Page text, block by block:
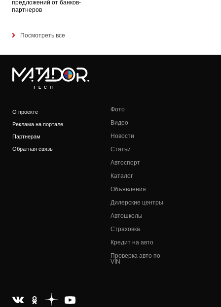
предложений от банков-
партнеров
Посмотреть все
TECH
О проекте
Реклама на портале
Партнерам
Обратная связь
Фото
Видео
Новости
Статьи
Автоспорт
Каталог
Объявления
Дилерские центры
Автошколы
Страховка
Кредит на авто
Проверка авто по
VIN